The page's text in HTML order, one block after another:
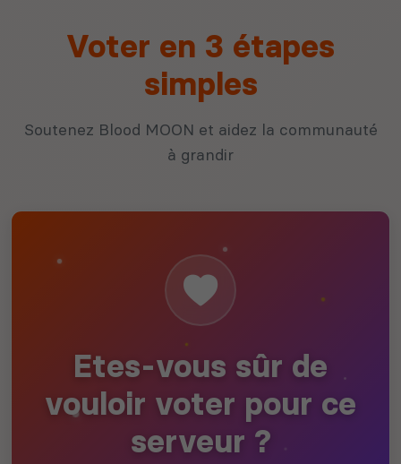
Voter en 3 étapes
simples
Soutenez Blood MOON et aidez la communauté
à grandir
Etes-vous sûr de
vouloir voter pour ce
serveur ?